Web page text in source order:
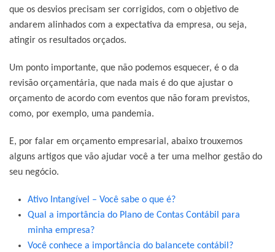
que os desvios precisam ser corrigidos, com o objetivo de
andarem alinhados com a expectativa da empresa, ou seja,
atingir os resultados orçados.
Um ponto importante, que não podemos esquecer, é o da
revisão orçamentária, que nada mais é do que ajustar o
orçamento de acordo com eventos que não foram previstos,
como, por exemplo, uma pandemia.
E, por falar em orçamento empresarial, abaixo trouxemos
alguns artigos que vão ajudar você a ter uma melhor gestão do
seu negócio.
Ativo Intangível – Você sabe o que é?
Qual a importância do Plano de Contas Contábil para
minha empresa?
Você conhece a importância do balancete contábil?